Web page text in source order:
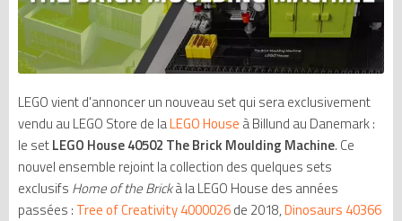
LEGO vient d'annoncer un nouveau set qui sera exclusivement
vendu au LEGO Store de laLEGO House à Billund au Danemark :
le setLEGO House 40502 The Brick Moulding Machine. Ce
nouvel ensemble rejoint la collection des quelques sets
exclusifs Home of the Brickà la LEGO House des années
passées : Tree of Creativity 4000026de 2018,Dinosaurs 40366